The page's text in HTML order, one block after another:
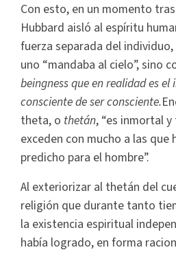
Con esto, en un momento
Hubbard aisló al espíritu
fuerza separada del
uno “mandaba al cielo”, sino
beingness que en realidad es el
consciente de ser consciente.
theta, o thetán, “es inmortal
exceden con mucho a las que
predicho para el hombre”.
Al exteriorizar al thetán del
religión que durante tanto
la existencia espiritual
había logrado, en forma